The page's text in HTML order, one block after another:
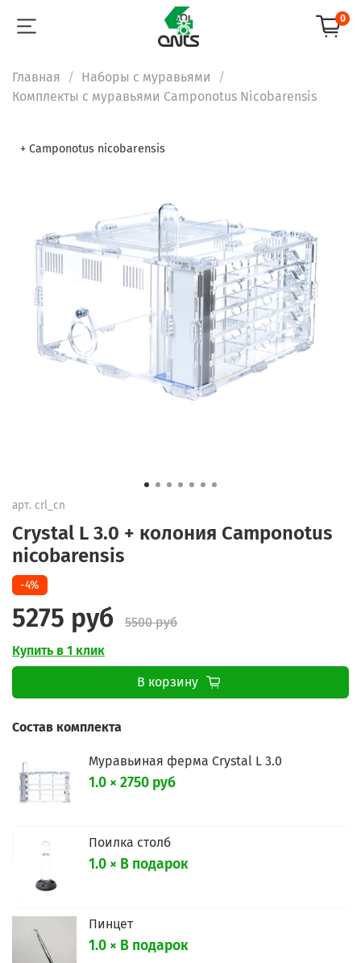
0
Главная
Наборы с муравьями
Комплекты с муравьями Camponotus Nicobarensis
+ Camponotus nicobarensis
арт. crl_cn
Crystal L 3.0 + колония Camponotus
nicobarensis
-4%
5275 руб
5500 руб
Купить в 1 клик
В корзину
Состав комплекта
Муравьиная ферма Crystal L 3.0
1.0 × 2750 руб
Поилка столб
1.0 × В подарок
Пинцет
1.0 × В подарок